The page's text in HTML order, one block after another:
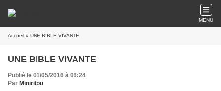
MENU
Accueil » UNE BIBLE VIVANTE
UNE BIBLE VIVANTE
Publié le 01/05/2016 à 06:24
Par Miniritou